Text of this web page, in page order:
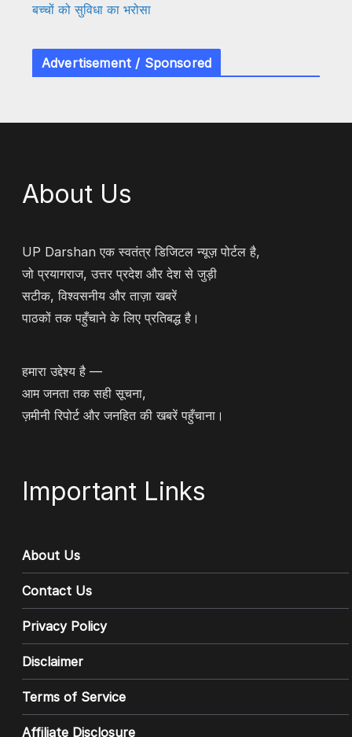
बच्चों को सुविधा का भरोसा
Advertisement / Sponsored
About Us
UP Darshan एक स्वतंत्र डिजिटल न्यूज़ पोर्टल है,
जो प्रयागराज, उत्तर प्रदेश और देश से जुड़ी
सटीक, विश्वसनीय और ताज़ा खबरें
पाठकों तक पहुँचाने के लिए प्रतिबद्ध है।
हमारा उद्देश्य है —
आम जनता तक सही सूचना,
ज़मीनी रिपोर्ट और जनहित की खबरें पहुँचाना।
Important Links
About Us
Contact Us
Privacy Policy
Disclaimer
Terms of Service
Affiliate Disclosure